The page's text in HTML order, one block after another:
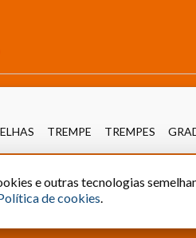
TREMPE TREMPES
e outras tecnologias
de cookies.